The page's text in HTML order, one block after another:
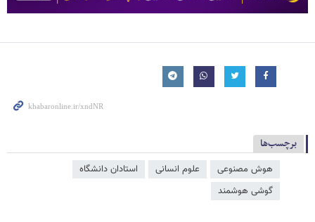
برچسب‌ها
هوش مصنوعی علوم انسانی
استادان دانشگاه
گوشی هوشمند